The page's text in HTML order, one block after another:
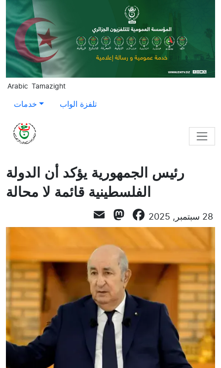
Skip to main content
Arabic Tamazight
خدمات تلفزة الواب
رئيس الجمهورية يؤكد أن الدولة
الفلسطينية قائمة لا محالة
28 سبتمبر, 2025 Facebook
Mastodon